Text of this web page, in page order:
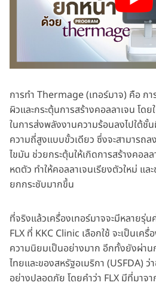
การทำ Thermage (เทอร์มาจ) คือ ก
ผิวและกระตุ้นการสร้างคอลลาเจน โด
ในการส่งพลังงานความร้อนลงไปใต้ชั้
ความถี่สูงแบบขั้วเดียว ซึ่งจะสามารถ
ไขมัน ช่วยกระตุ้นให้เกิดการสร้างคอลล
หดตัว ทำให้คอลลาเจนเรียงตัวใหม่ แล
ยกกระชับมากขึ้น
ที่จริงแล้วเครื่องเทอร์มาจจะมีหลายรุ่
FLX ที่ KKC Clinic เลือกใช้ จะเป็นเค
ความนิยมเป็นอย่างมาก อีกทั้งยังผ่า
ไทยและของสหรัฐอเมริกา (USFDA)
อย่างปลอดภัย โดยคำว่า FLX มีที่มาจา